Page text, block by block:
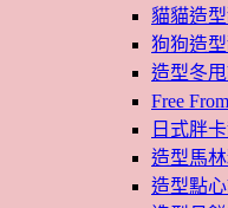
貓貓造
狗狗造型
造型冬
Free
日式胖
造型馬
造型點心